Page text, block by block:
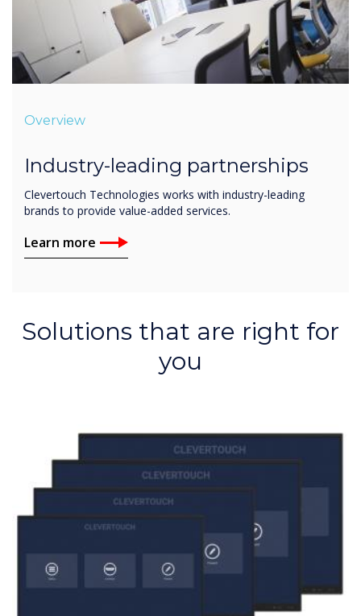
Overview
Industry-leading partnerships
Clevertouch Technologies works with industry-leading
brands to provide value-added services.
Learn more
Solutions that are right for
you